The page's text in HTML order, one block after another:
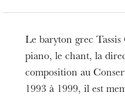
Le baryton grec
piano, le chant, la
composition au
1993 à 1999, il est